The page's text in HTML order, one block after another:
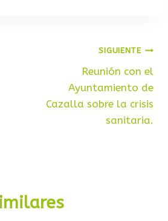
SIGUIENTE
Reunión con el
Ayuntamiento de
Cazalla sobre la crisis
sanitaria.